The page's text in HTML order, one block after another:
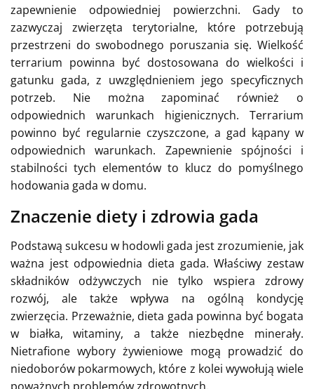
zapewnienie odpowiedniej powierzchni. Gady to
zazwyczaj zwierzęta terytorialne, które potrzebują
przestrzeni do swobodnego poruszania się. Wielkość
terrarium powinna być dostosowana do wielkości i
gatunku gada, z uwzględnieniem jego specyficznych
potrzeb. Nie można zapominać również o
odpowiednich warunkach higienicznych. Terrarium
powinno być regularnie czyszczone, a gad kąpany w
odpowiednich warunkach. Zapewnienie spójności i
stabilności tych elementów to klucz do pomyślnego
hodowania gada w domu.
Znaczenie diety i zdrowia gada
Podstawą sukcesu w hodowli gada jest zrozumienie, jak
ważna jest odpowiednia dieta gada. Właściwy zestaw
składników odżywczych nie tylko wspiera zdrowy
rozwój, ale także wpływa na ogólną kondycję
zwierzęcia. Przeważnie, dieta gada powinna być bogata
w białka, witaminy, a także niezbędne minerały.
Nietrafione wybory żywieniowe mogą prowadzić do
niedoborów pokarmowych, które z kolei wywołują wiele